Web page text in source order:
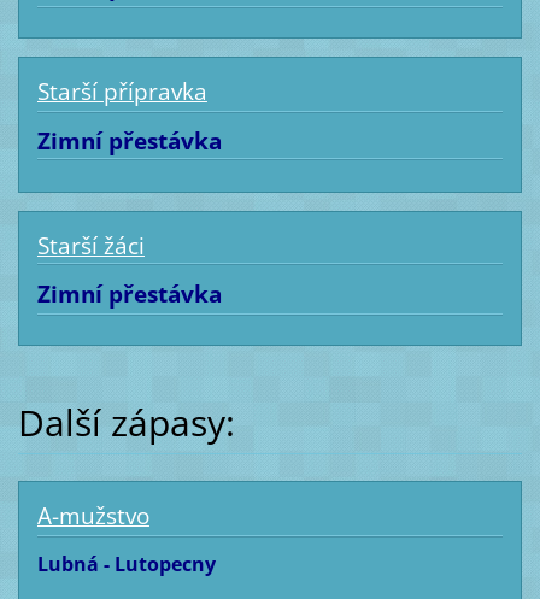
Starší přípravka
Zimní přestávka
Starší žáci
Zimní přestávka
Další zápasy:
A-mužstvo
Lubná - Lutopecny